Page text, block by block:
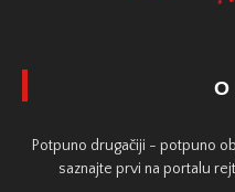
O
Potpuno drugačiji - potpuno
saznajte prvi na portalu